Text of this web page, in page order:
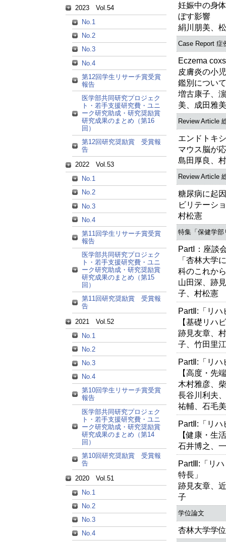
2023 Vol.54
No.1
No.2
No.3
No.4
第12回学生リサーチ賞受賞
報告
医学部共同研究プロジェク
ト・若手支援研究費・ユニ
ーク研究助成・研究奨励賞
研究成果のまとめ（第16
回）
第12回研究奨励賞 受賞報
告
2022 Vol.53
No.1
No.2
No.3
No.4
第11回学生リサーチ賞受賞
報告
医学部共同研究プロジェク
ト・若手支援研究費・ユニ
ーク研究助成・研究奨励賞
研究成果のまとめ（第15
回）
第11回研究奨励賞 受賞報
告
2021 Vol.52
No.1
No.2
No.3
No.4
第10回学生リサーチ賞受賞
報告
医学部共同研究プロジェク
ト・若手支援研究費・ユニ
ーク研究助成・研究奨励賞
研究成果のまとめ（第14
回）
第10回研究奨励賞 受賞報
告
2020 Vol.51
No.1
No.2
No.3
No.4
妊娠中の身
ぼす影響
絹川朋美、
Case Report 症
Eczema
皮膚炎の小
鑑別について
増古康子、
美、成田雅美
Review Article
エンドトキ
マウス脳が
島田厚良、
Review Article
糖尿病に起
ビリテーシ
村松憲
特集「保健学
PartⅠ：座談
「杏林大学
科のこれか
山田深、跡
子、村松憲
PartⅡ:「リ
【基礎リハ
跡見友章、
子、竹田里
PartⅡ:「リ
【高度・先
木村雅彦、
長谷川利夫
祐輔、石毛
PartⅡ:「リ
【健康・生
石井博之、
PartⅢ:「リ
特長」
跡見友章、
子
学位論文
杏林大学学